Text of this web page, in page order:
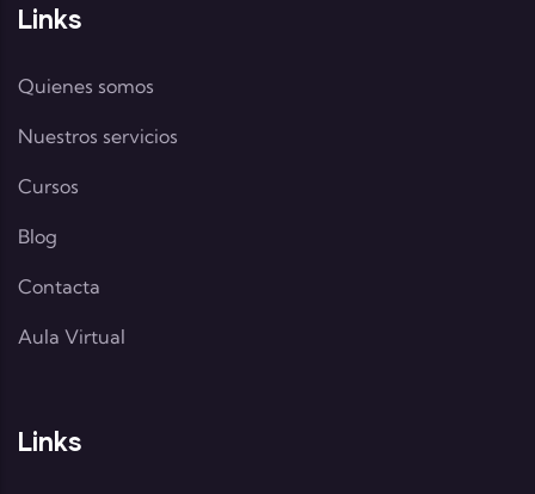
Links
Quienes somos
Nuestros servicios
Cursos
Blog
Contacta
Aula Virtual
Links